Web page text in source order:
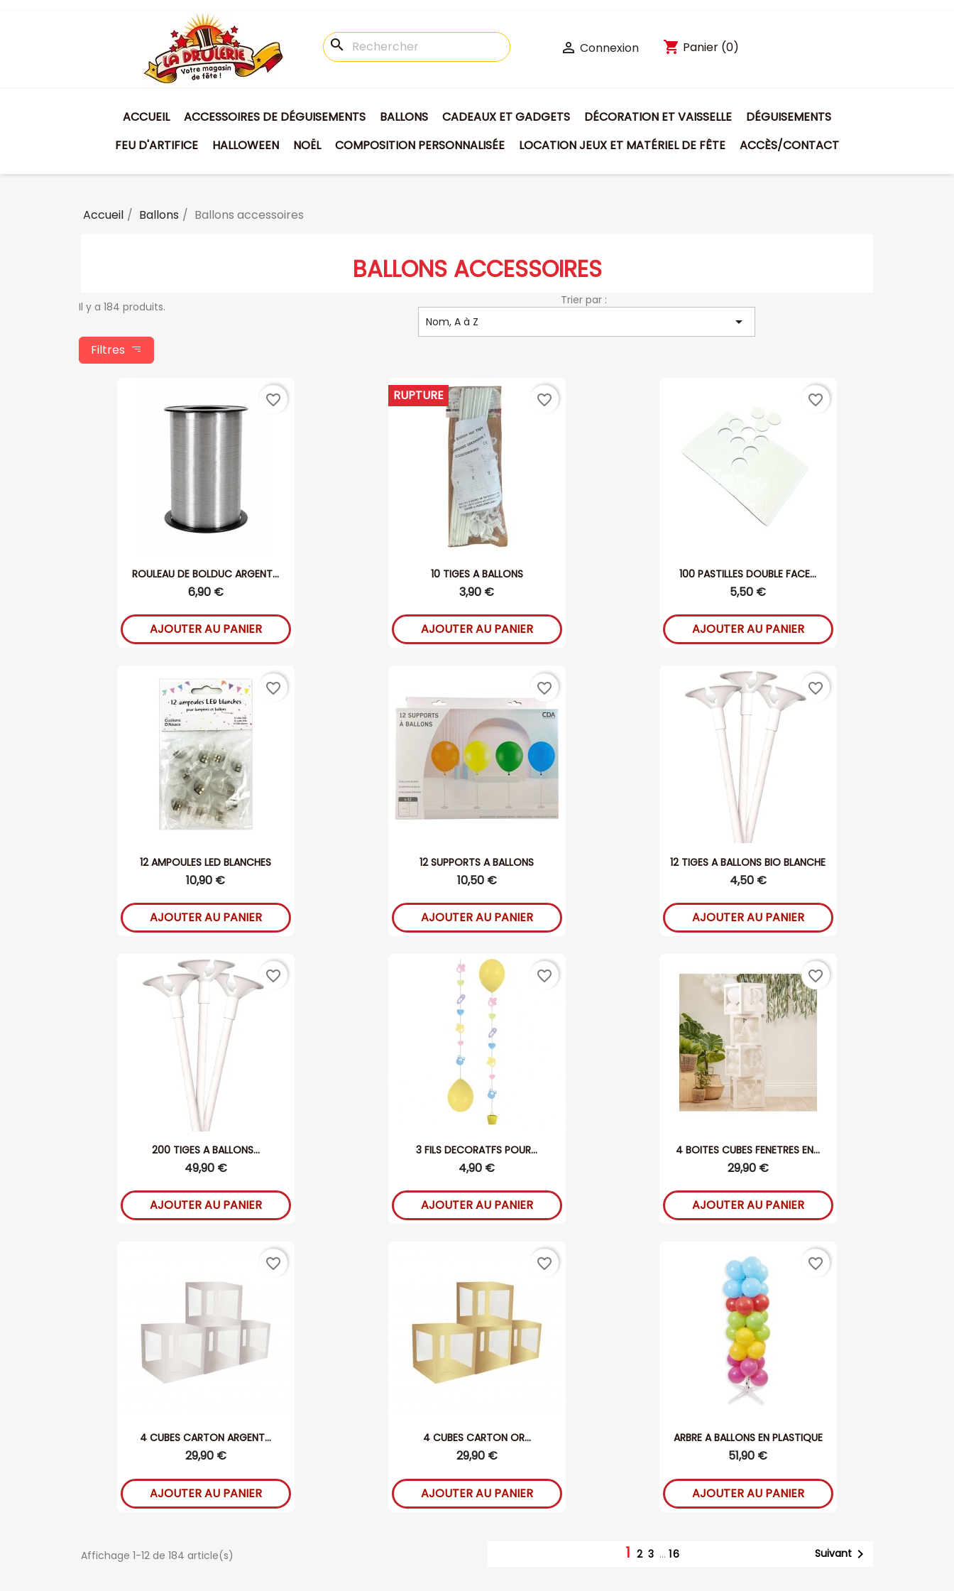
search  Connexion shopping_cart Panier (0)
ACCUEIL ACCESSOIRES DE DÉGUISEMENTS BALLONS CADEAUX ET GADGETS DÉCORATION ET VAISSELLE
DÉGUISEMENTS
FEU D'ARTIFICE
HALLOWEEN NOËL COMPOSITION PERSONNALISÉE LOCATION JEUX ET MATÉRIEL DE FÊTE ACCÈS/CONTACT
Accueil Ballons Ballons accessoires
BALLONS ACCESSOIRES
Il y a 184 produits.
Filtres
Trier par :
Nom, A à Z

ROULEAU DE BOLDUC ARGENT...
6,90 €
AJOUTER AU PANIER
favorite_border
10 TIGES A BALLONS
3,90 €
RUPTURE
AJOUTER AU PANIER
favorite_border
100 PASTILLES DOUBLE FACE...
5,50 €
AJOUTER AU PANIER
favorite_border
12 AMPOULES LED BLANCHES
10,90 €
AJOUTER AU PANIER
favorite_border
12 SUPPORTS A BALLONS
10,50 €
AJOUTER AU PANIER
favorite_border
12 TIGES A BALLONS BIO BLANCHE
4,50 €
AJOUTER AU PANIER
favorite_border
200 TIGES A BALLONS...
49,90 €
AJOUTER AU PANIER
favorite_border
3 FILS DECORATFS POUR...
4,90 €
AJOUTER AU PANIER
favorite_border
4 BOITES CUBES FENETRES EN...
29,90 €
AJOUTER AU PANIER
favorite_border
4 CUBES CARTON ARGENT...
29,90 €
AJOUTER AU PANIER
favorite_border
4 CUBES CARTON OR...
29,90 €
AJOUTER AU PANIER
favorite_border
ARBRE A BALLONS EN PLASTIQUE
51,90 €
AJOUTER AU PANIER
favorite_border
Affichage 1-12 de 184 article(s) 123 … 16 Suivant